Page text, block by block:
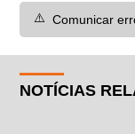
⚠️ Comunicar
NOTÍCIAS